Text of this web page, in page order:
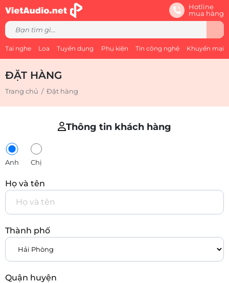
Hotline
mua hàng
Tai nghe Loa Tuyển dụng Phụ kiện Tin công nghệ Khuyến mại
ĐẶT HÀNG
Trang chủ / Đặt hàng
Thông tin khách hàng
Anh Chị
Họ và tên
Thành phố
Quận huyện